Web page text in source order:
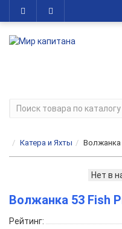
Катера и Яхты Волжанка
Нет в
Волжанка 53 Fish
Рейтинг: